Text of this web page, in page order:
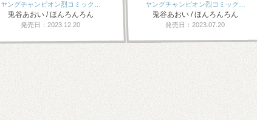
ヤングチャンピオン烈コミック…
兎谷あおい / ほんろんろん
発売日：2023.12.20
ヤングチャンピオン烈コミック…
兎谷あおい / ほんろんろん
発売日：2023.07.20